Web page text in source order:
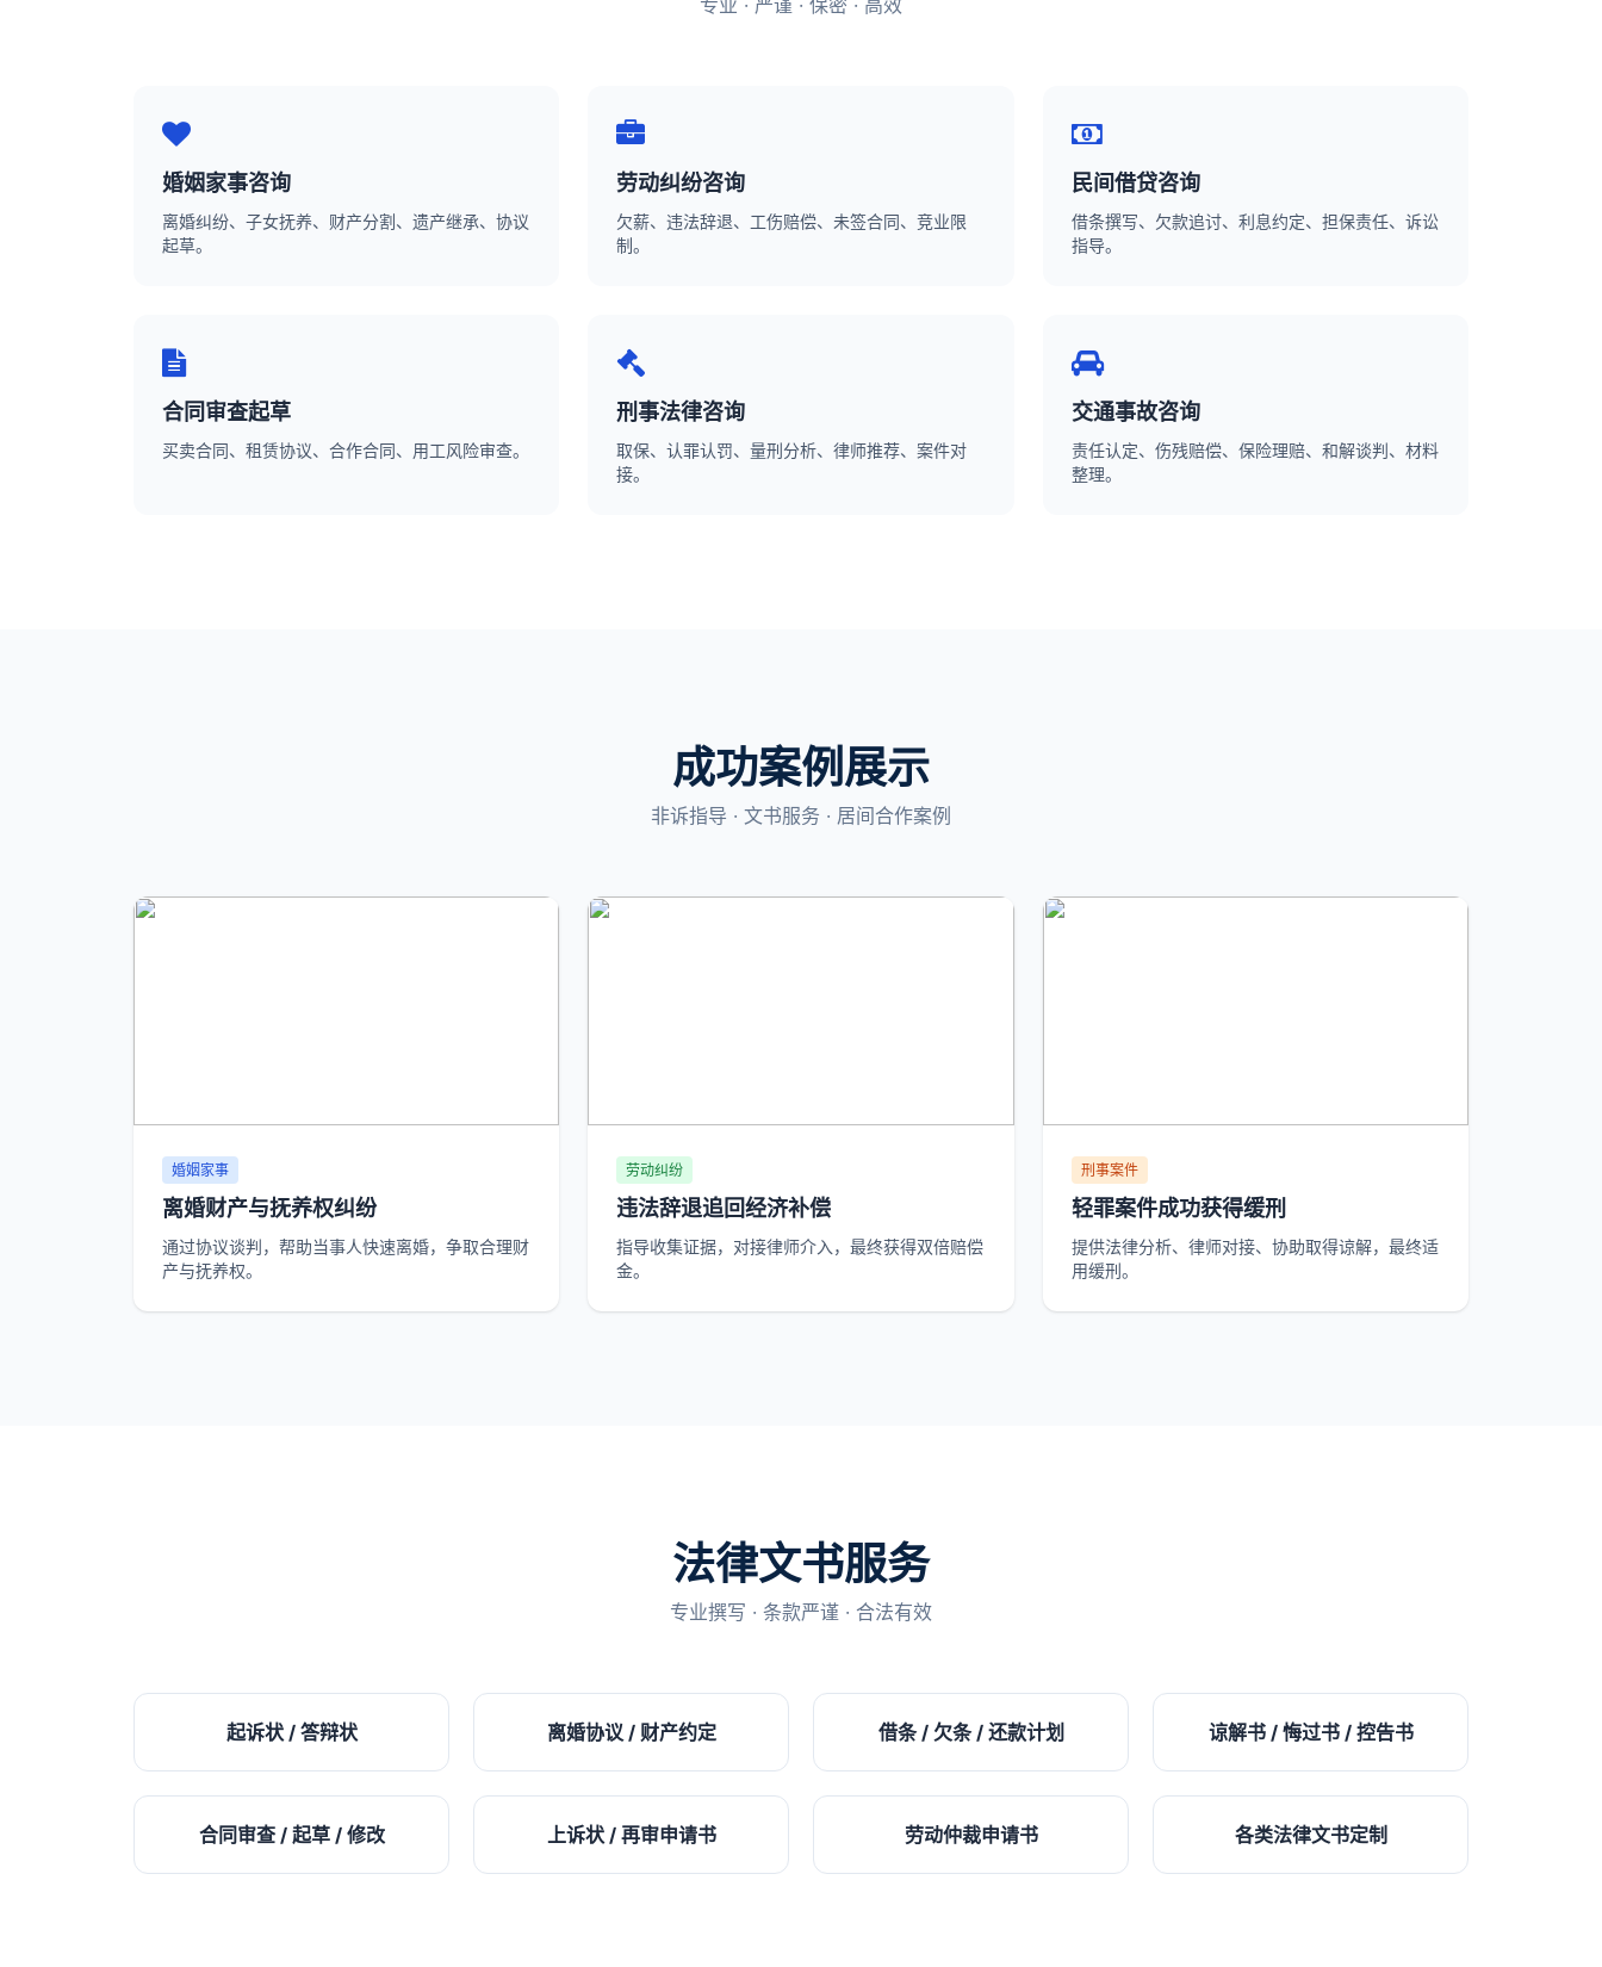
专业 · 严谨 · 保密 · 高效
婚姻家事咨询
离婚纠纷、子女抚养、财产分割、遗产继承、协议
起草。
劳动纠纷咨询
欠薪、违法辞退、工伤赔偿、未签合同、竞业限
制。
民间借贷咨询
借条撰写、欠款追讨、利息约定、担保责任、诉讼
指导。
合同审查起草
买卖合同、租赁协议、合作合同、用工风险审查。
刑事法律咨询
取保、认罪认罚、量刑分析、律师推荐、案件对
接。
交通事故咨询
责任认定、伤残赔偿、保险理赔、和解谈判、材料
整理。
成功案例展示
非诉指导 · 文书服务 · 居间合作案例
婚姻家事
离婚财产与抚养权纠纷
通过协议谈判，帮助当事人快速离婚，争取合理财
产与抚养权。
劳动纠纷
违法辞退追回经济补偿
指导收集证据，对接律师介入，最终获得双倍赔偿
金。
刑事案件
轻罪案件成功获得缓刑
提供法律分析、律师对接、协助取得谅解，最终适
用缓刑。
法律文书服务
专业撰写 · 条款严谨 · 合法有效
起诉状 / 答辩状 离婚协议 / 财产约定 借条 / 欠条 / 还款计划 谅解书 / 悔过书 / 控告书
合同审查 / 起草 / 修改 上诉状 / 再审申请书 劳动仲裁申请书 各类法律文书定制